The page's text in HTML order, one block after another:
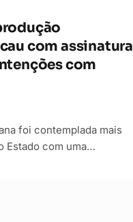
com assinatura
com
foi contemplada mais
Estado com uma…